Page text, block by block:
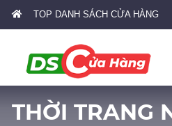
TOP DANH SÁCH CỬA HÀNG
THỜI TRANG